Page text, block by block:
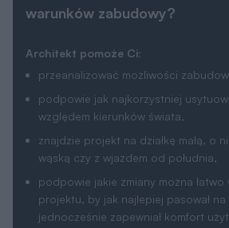
warunków zabudowy?
Architekt pomoże Ci:
przeanalizować możliwości
podpowie jak najkorzystniej
względem kierunków świata,
znajdzie projekt na działkę małą, o
wąską czy z wjazdem od południa,
podpowie jakie zmiany można
projektu, by jak najlepiej pasował na
jednocześnie zapewniał komfort